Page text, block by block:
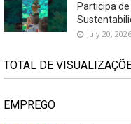
Participa
July 20, 2026
TOTAL DE
EMPREGO